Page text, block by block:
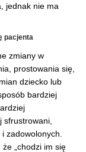
jednak nie ma
pacjenta
zmiany w
prostowania się,
dziecko lub
bardziej
sfrustrowani,
zadowolonych.
„chodzi im się